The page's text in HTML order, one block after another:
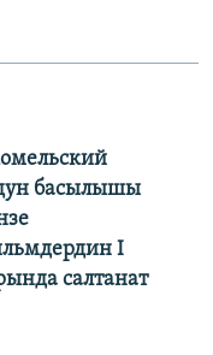
басылышы
I
салтанат